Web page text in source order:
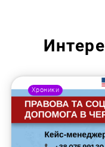
Хроники